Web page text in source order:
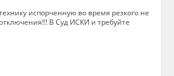
испорченную во время резкого не
В Суд ИСКИ и требуйте